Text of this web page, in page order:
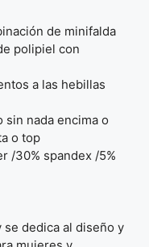
de minifalda
polipiel con
a las hebillas
sin nada encima o
o top
/30% spandex /5%
dedica al diseño y